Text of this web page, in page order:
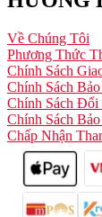
Về Chúng Tôi
Phương Thức
Chính Sách
Chính Sách
Chính Sách Đổi
Chính Sách
Chấp Nhận